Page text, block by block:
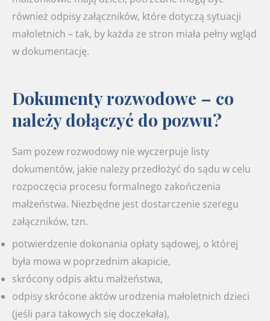
również odpisy załączników, które dotyczą sytuacji
małoletnich – tak, by każda ze stron miała pełny wgląd
w dokumentację.
Dokumenty rozwodowe – co
należy dołączyć do pozwu?
Sam pozew rozwodowy nie wyczerpuje listy
dokumentów, jakie należy przedłożyć do sądu w celu
rozpoczęcia procesu formalnego zakończenia
małżeństwa. Niezbędne jest dostarczenie szeregu
załączników, tzn.
potwierdzenie dokonania opłaty sądowej, o której
była mowa w poprzednim akapicie,
skrócony odpis aktu małżeństwa,
odpisy skrócone aktów urodzenia małoletnich dzieci
(jeśli para takowych się doczekała),